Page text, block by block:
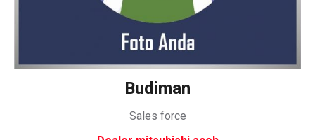
Budiman
Sales force